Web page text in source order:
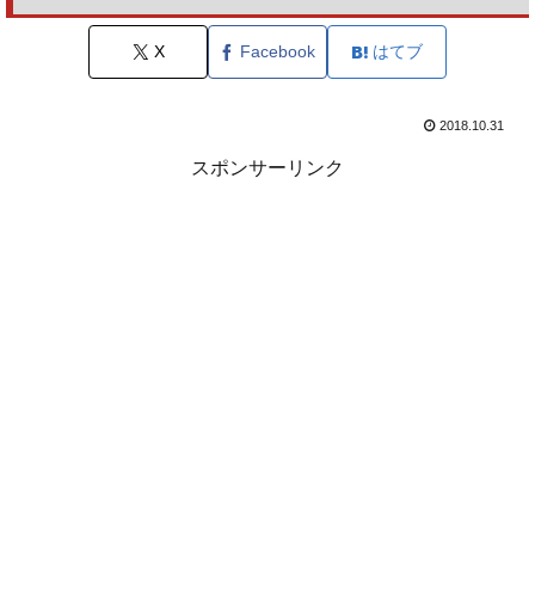
X Facebook はてブ
2018.10.31
スポンサーリンク